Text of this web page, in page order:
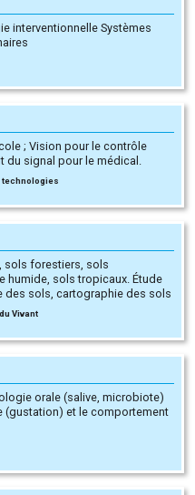
Systèmes
; Traitement du signal pour le médical.
technologies
sols forestiers, sols
sols tropicaux. Étude
des sols, cartographie des sols
Vivant
orale (salive, microbiote)
(gustation) et le comportement